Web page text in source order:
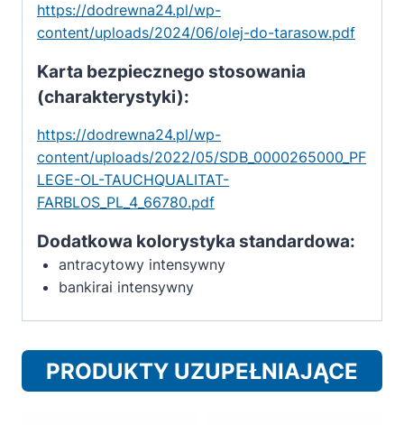
https://dodrewna24.pl/wp-
content/uploads/2024/06/olej-do-tarasow.pdf
Karta bezpiecznego stosowania
(charakterystyki):
https://dodrewna24.pl/wp-
content/uploads/2022/05/SDB_0000265000_PF
LEGE-OL-TAUCHQUALITAT-
FARBLOS_PL_4_66780.pdf
Dodatkowa kolorystyka standardowa:
antracytowy intensywny
bankirai intensywny
PRODUKTY UZUPEŁNIAJĄCE